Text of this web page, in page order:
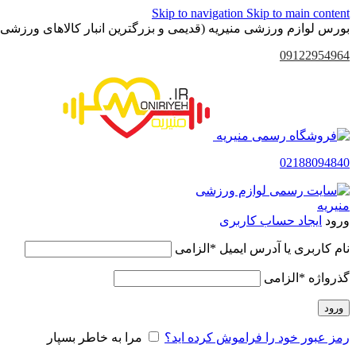
Skip to navigation Skip to main content
بورس لوازم ورزشی منیریه (قدیمی و بزرگترین انبار کالاهای ورزشی
09122954964
02188094840
ورود ایجاد حساب کاربری
نام کاربری یا آدرس ایمیل * الزامی
گذرواژه * الزامی
ورود
رمز عبور خود را فراموش کرده اید؟ مرا به خاطر بسپار